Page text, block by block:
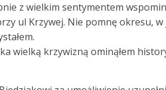
z wielkim sentymentem
ul Krzywej. Nie pomnę okresu, w
wielką krzywizną ominąłem